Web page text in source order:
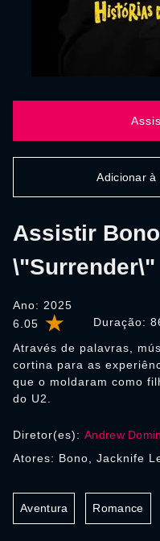
6.05 Duração:
Assistir
Ano: 2025
Através de palavras,
cortina para as
que o moldaram como
do U2.
Adicionar à
Diretor(es): Andrew
Atores: Bono, Jacknife
Aventura Romance